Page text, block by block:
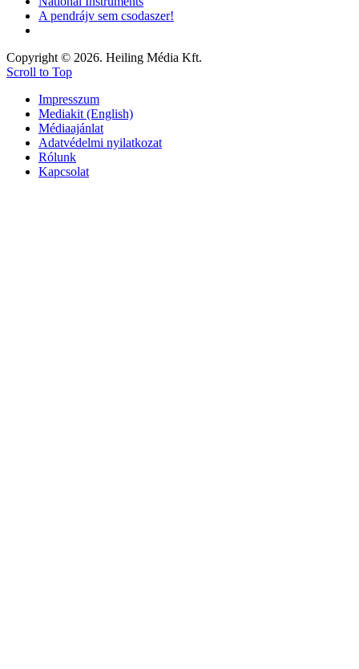
A pendrájv sem csodaszer!
Copyright © 2026. Heiling Média Kft.
Scroll to Top
Impresszum
Mediakit (English)
Médiaajánlat
Adatvédelmi nyilatkozat
Rólunk
Kapcsolat